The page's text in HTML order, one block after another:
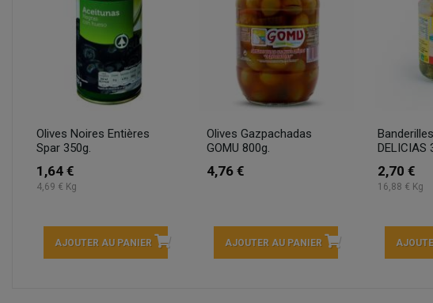
Olives Noires Entières
Spar 350g.
1,64 €
4,69 € Kg
AJOUTER AU PANIER
Olives Gazpachadas
GOMU 800g.
4,76 €
AJOUTER AU PANIER
DELICIAS
2,70 €
16,88 € Kg